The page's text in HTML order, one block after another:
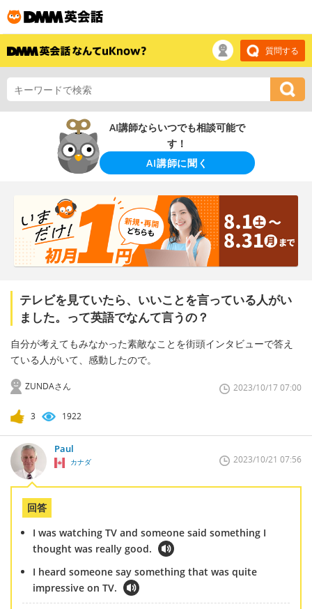
質問する
AI講師ならいつでも相談可能で
す！
AI講師に聞く
テレビを見ていたら、いいことを言っている人がい
ました。って英語でなんて言うの？
自分が考えてもみなかった素敵なことを街頭インタビューで答え
ている人がいて、感動したので。
ZUNDAさん 2023/10/17 07:00
3 1922
Paul
カナダ 2023/10/21 07:56
回答
I was watching TV and someone said something I
thought was really good.
I heard someone say something that was quite
impressive on TV.